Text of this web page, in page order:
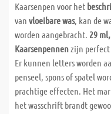
Kaarsenpen voor het
van vloeibare was, kan de
worden aangebracht. 29 ml,
Kaarsenpennenzijn perfect
Er kunnen letters worden
penseel, spons of spatel
prachtige effecten. Het
het wasschrift brandt